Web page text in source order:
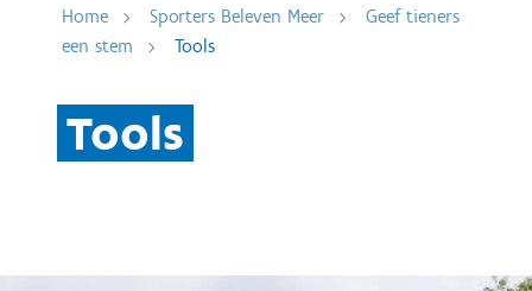
Home Sporters Beleven Meer
Geef tieners
een stem
Tools
Tools